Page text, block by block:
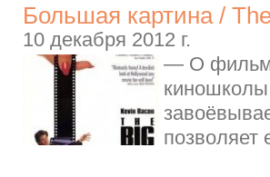
Большая картина /
10 декабря 2012 г.
— О
позволяет